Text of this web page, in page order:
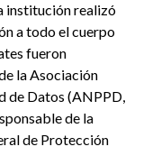
institución realizó
a todo el cuerpo
fueron
la Asociación
de Datos (ANPPD,
de la
de Protección